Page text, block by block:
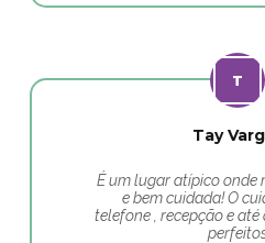
Tay
É um lugar atípico onde
e bem cuidada! O
telefone , recepção e